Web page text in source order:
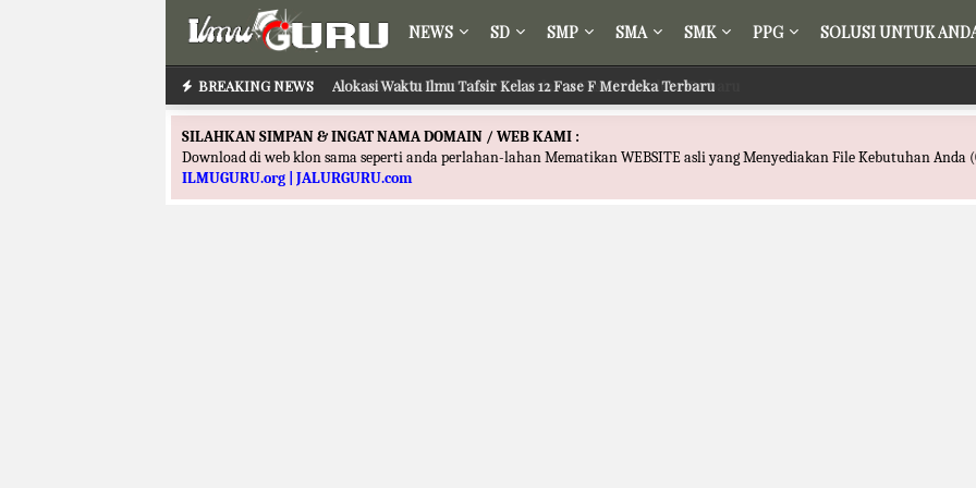
NEWS SD SMP SMA SMK PPG SOLUSI UNTUK
BREAKING NEWS Alokasi Waktu Ilmu Tafsir Kelas 12 Fase F Merdeka Terbaru
SILAHKAN SIMPAN & INGAT NAMA DOMAIN / WEB KAMI :
Download di web klon sama seperti anda perlahan-lahan Mematikan WEBSITE asli yang Menyediakan File Kebutuhan Anda
ILMUGURU.org | JALURGURU.com